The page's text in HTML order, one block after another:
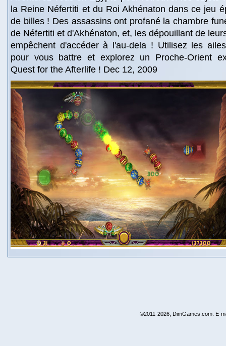
la Reine Néfertiti et du Roi Akhénaton dans ce jeu
de billes ! Des assassins ont profané la chambre
de Néfertiti et d'Akhénaton, et, les dépouillant de
empêchent d'accéder à l'au-dela ! Utilisez les
pour vous battre et explorez un Proche-Orient
Quest for the Afterlife ! Dec 12, 2009
©2011-2026, DimGames.com. E-